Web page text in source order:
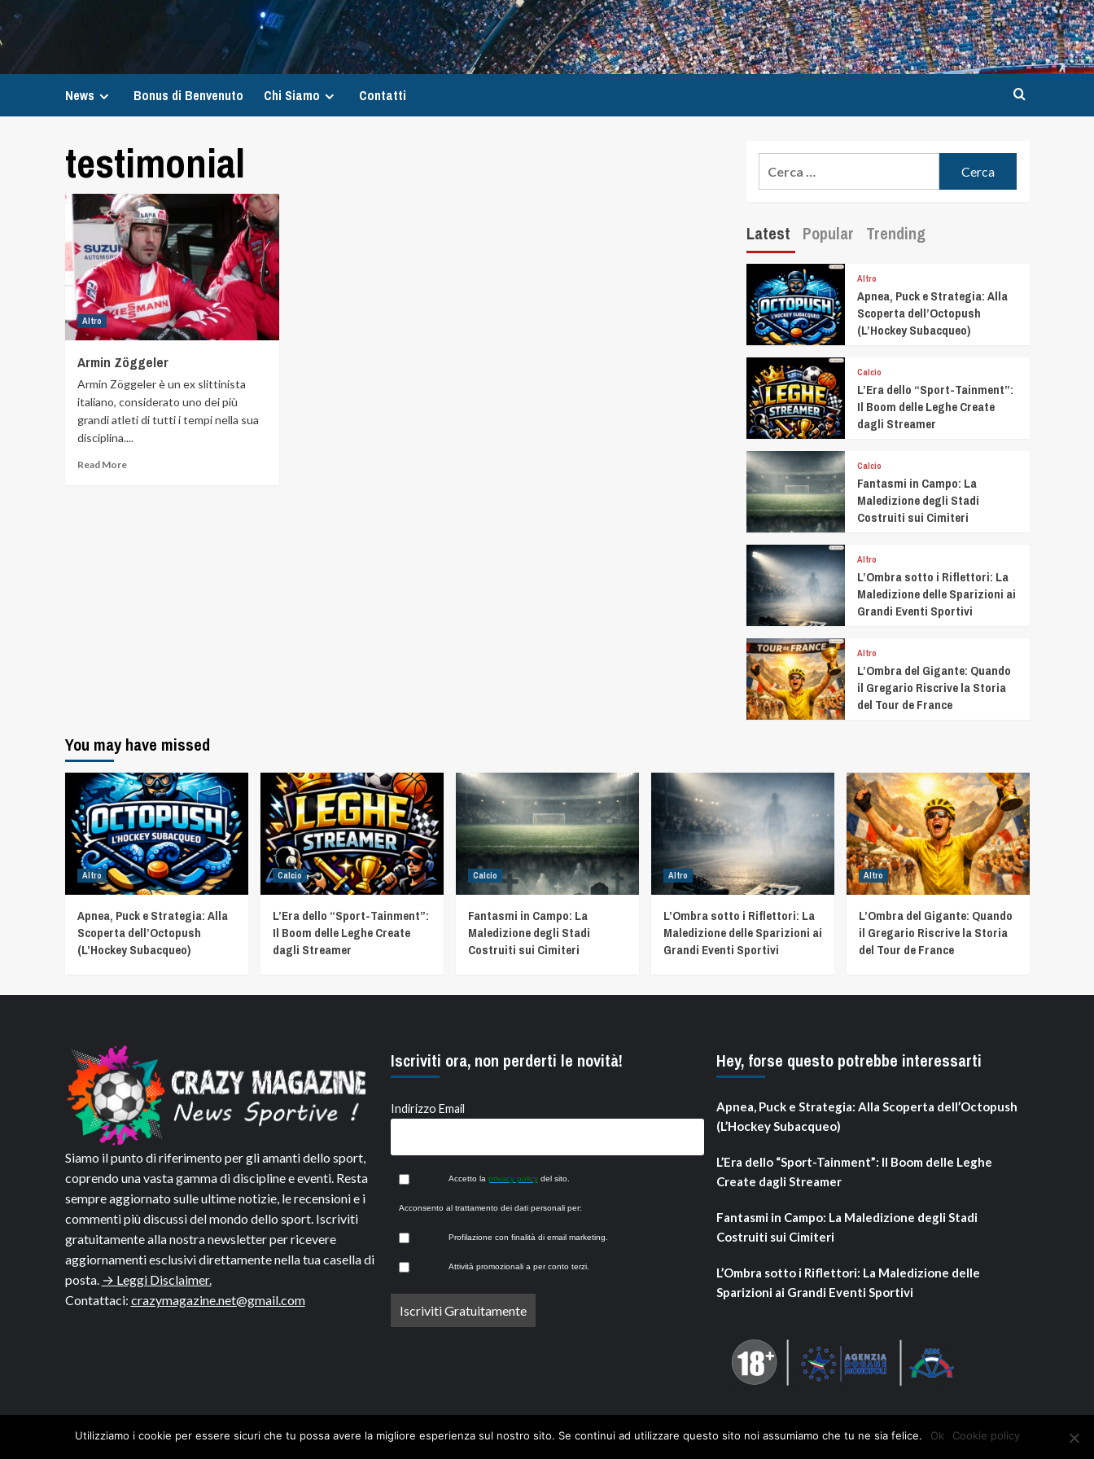
News Bonus di Benvenuto Chi Siamo Contatti
testimonial
Altro
Armin Zöggeler
Armin Zöggeler è un ex slittinista
italiano, considerato uno dei più
grandi atleti di tutti i tempi nella sua
disciplina....
Read More
Latest Popular Trending
Altro
Apnea, Puck e Strategia: Alla
Scoperta dell’Octopush
(L’Hockey Subacqueo)
Calcio
L’Era dello “Sport-Tainment”:
Il Boom delle Leghe Create
dagli Streamer
Calcio
Fantasmi in Campo: La
Maledizione degli Stadi
Costruiti sui Cimiteri
Altro
L’Ombra sotto i Riflettori: La
Maledizione delle Sparizioni ai
Grandi Eventi Sportivi
Altro
L’Ombra del Gigante: Quando
il Gregario Riscrive la Storia
del Tour de France
You may have missed
Altro
Apnea, Puck e Strategia: Alla
Scoperta dell’Octopush
(L’Hockey Subacqueo)
Calcio
L’Era dello “Sport-Tainment”:
Il Boom delle Leghe Create
dagli Streamer
Calcio
Fantasmi in Campo: La
Maledizione degli Stadi
Costruiti sui Cimiteri
Altro
L’Ombra sotto i Riflettori: La
Maledizione delle Sparizioni ai
Grandi Eventi Sportivi
Altro
L’Ombra del Gigante: Quando
il Gregario Riscrive la Storia
del Tour de France
Siamo il punto di riferimento per gli amanti dello sport,
coprendo una vasta gamma di discipline e eventi. Resta
sempre aggiornato sulle ultime notizie, le recensioni e i
commenti più discussi del mondo dello sport. Iscriviti
gratuitamente alla nostra newsletter per ricevere
aggiornamenti esclusivi direttamente nella tua casella di
posta. → Leggi Disclaimer.
Contattaci: crazymagazine.net@gmail.com
Iscriviti ora, non perderti le novità!
Indirizzo Email
Accetto la privacy policydel sito.
Acconsento al trattamento dei dati personali per:
Profilazione con finalità di email marketing.
Attività promozionali a per conto terzi.
Hey, forse questo potrebbe interessarti
Apnea, Puck e Strategia: Alla Scoperta dell’Octopush
(L’Hockey Subacqueo)
L’Era dello “Sport-Tainment”: Il Boom delle Leghe
Create dagli Streamer
Fantasmi in Campo: La Maledizione degli Stadi
Costruiti sui Cimiteri
L’Ombra sotto i Riflettori: La Maledizione delle
Sparizioni ai Grandi Eventi Sportivi
Utilizziamo i cookie per essere sicuri che tu possa avere la migliore esperienza sul nostro sito. Se continui ad utilizzare questo sito noi assumiamo che tu ne sia felice. Ok Cookie policy